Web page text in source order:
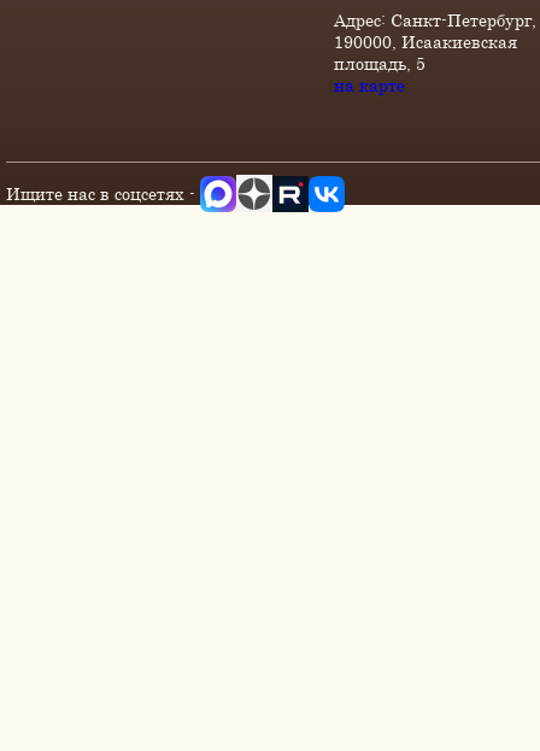
Адрес: Санкт-Петербург,
190000, Исаакиевская
площадь, 5
на карте
Ищите нас в соцсетях -